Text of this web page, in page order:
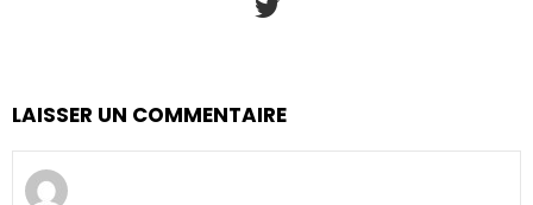
LAISSER UN COMMENTAIRE